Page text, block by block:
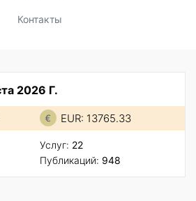
Контакты
2026 Г.
EUR: 13765.33
Услуг: 22
Публикаций: 948